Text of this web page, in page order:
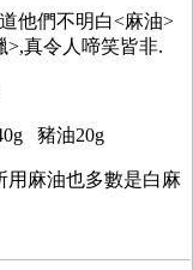
他們不明白<麻油>
>,真令人啼笑皆非.
豬油20g
用麻油也多數是白麻